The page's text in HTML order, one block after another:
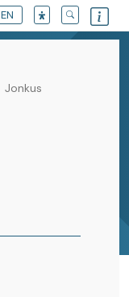
EN
Jonkus